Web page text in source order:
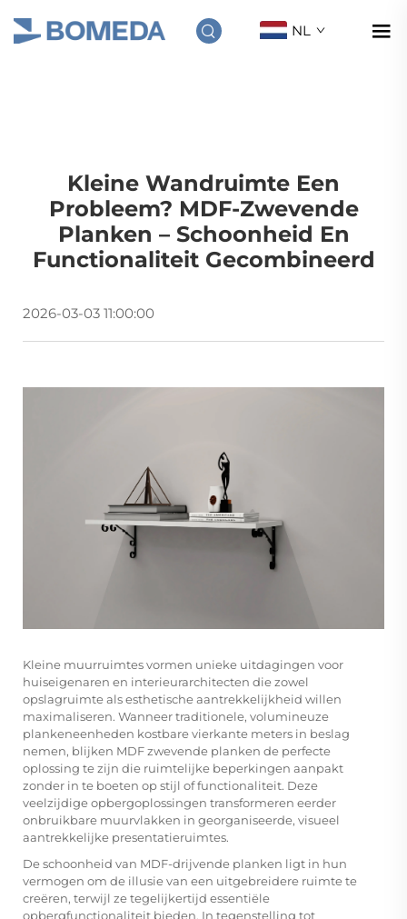
NL
Kleine Wandruimte Een
Probleem? MDF-Zwevende
Planken – Schoonheid En
Functionaliteit Gecombineerd
2026-03-03 11:00:00
Kleine muurruimtes vormen unieke uitdagingen voor
huiseigenaren en interieurarchitecten die zowel
opslagruimte als esthetische aantrekkelijkheid willen
maximaliseren. Wanneer traditionele, volumineuze
plankeneenheden kostbare vierkante meters in beslag
nemen, blijken MDF zwevende planken de perfecte
oplossing te zijn die ruimtelijke beperkingen aanpakt
zonder in te boeten op stijl of functionaliteit. Deze
veelzijdige opbergoplossingen transformeren eerder
onbruikbare muurvlakken in georganiseerde, visueel
aantrekkelijke presentatieruimtes.
De schoonheid van MDF-drijvende planken ligt in hun
vermogen om de illusie van een uitgebreidere ruimte te
creëren, terwijl ze tegelijkertijd essentiële
opbergfunctionaliteit bieden. In tegenstelling tot